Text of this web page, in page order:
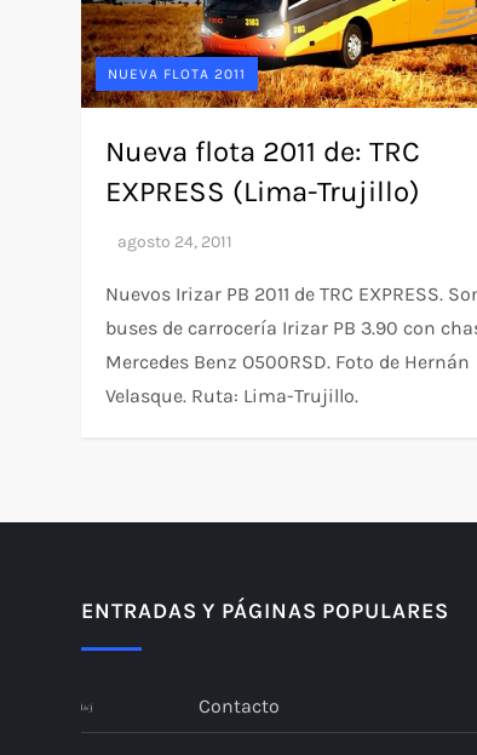
NUEVA FLOTA 2011
Nueva flota 2011 de: TRC
EXPRESS (Lima-Trujillo)
Nuevos Irizar PB 2011 de TRC EXPRESS.
buses de carrocería Irizar PB 3.90 con
Mercedes Benz O500RSD. Foto de Hernán
Velasque. Ruta: Lima-Trujillo.
ENTRADAS Y PÁGINAS POPULARES
Contacto